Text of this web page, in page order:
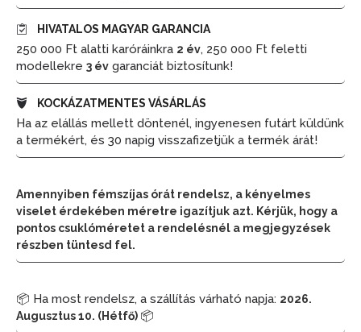
HIVATALOS MAGYAR GARANCIA
250 000 Ft alatti karóráinkra 2 év, 250 000 Ft feletti
modellekre 3 év garanciát biztosítunk!
KOCKÁZATMENTES VÁSÁRLÁS
Ha az elállás mellett döntenél, ingyenesen futárt küldünk
a termékért, és 30 napig visszafizetjük a termék árát!
Amennyiben fémszíjas órát rendelsz, a kényelmes
viselet érdekében méretre igazítjuk azt. Kérjük, hogy a
pontos csuklóméretet a rendelésnél a megjegyzések
részben tüntesd fel.
📦 Ha most rendelsz, a szállítás várható napja: 2026.
Augusztus 10. (Hétfő) 📦